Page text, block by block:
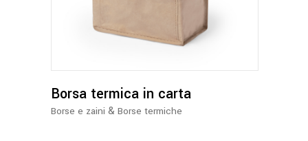
Borsa termica in carta
Borse e zaini & Borse termiche